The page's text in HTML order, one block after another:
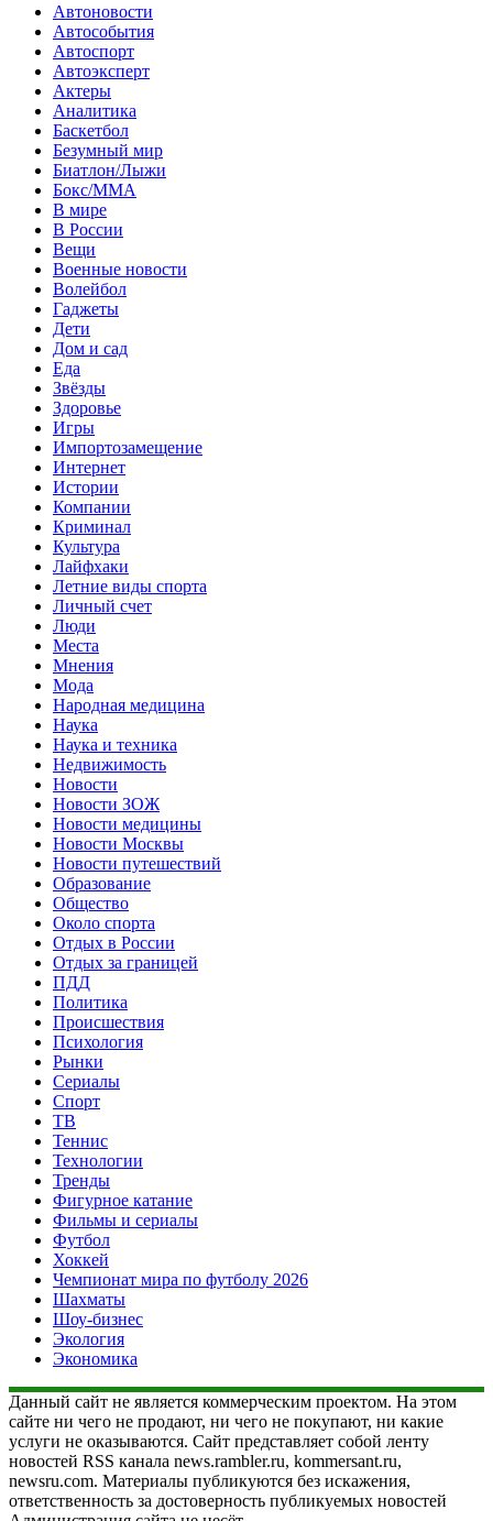
Автоновости
Автособытия
Автоспорт
Автоэксперт
Актеры
Аналитика
Баскетбол
Безумный мир
Биатлон/Лыжи
Бокс/MMA
В мире
В России
Вещи
Военные новости
Волейбол
Гаджеты
Дети
Дом и сад
Еда
Звёзды
Здоровье
Игры
Импортозамещение
Интернет
Истории
Компании
Криминал
Культура
Лайфхаки
Летние виды спорта
Личный счет
Люди
Места
Мнения
Мода
Народная медицина
Наука
Наука и техника
Недвижимость
Новости
Новости ЗОЖ
Новости медицины
Новости Москвы
Новости путешествий
Образование
Общество
Около спорта
Отдых в России
Отдых за границей
ПДД
Политика
Происшествия
Психология
Рынки
Сериалы
Спорт
ТВ
Теннис
Технологии
Тренды
Фигурное катание
Фильмы и сериалы
Футбол
Хоккей
Чемпионат мира по футболу 2026
Шахматы
Шоу-бизнес
Экология
Экономика
Данный сайт не является коммерческим проектом. На этом
сайте ни чего не продают, ни чего не покупают, ни какие
услуги не оказываются. Сайт представляет собой ленту
новостей RSS канала news.rambler.ru, kommersant.ru,
newsru.com. Материалы публикуются без искажения,
ответственность за достоверность публикуемых новостей